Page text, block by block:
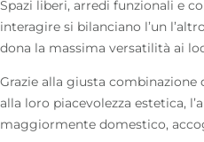
Spazi liberi, arredi funzionali e
interagire si bilanciano l’un
dona la massima versatilità ai
Grazie alla giusta
alla loro piacevolezza estetica,
maggiormente domestico,